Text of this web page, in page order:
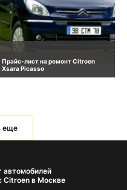
Прайс-лист на ремонт Citroen
Xsara Picasso
еще
автомобилей
Citroen в Москве